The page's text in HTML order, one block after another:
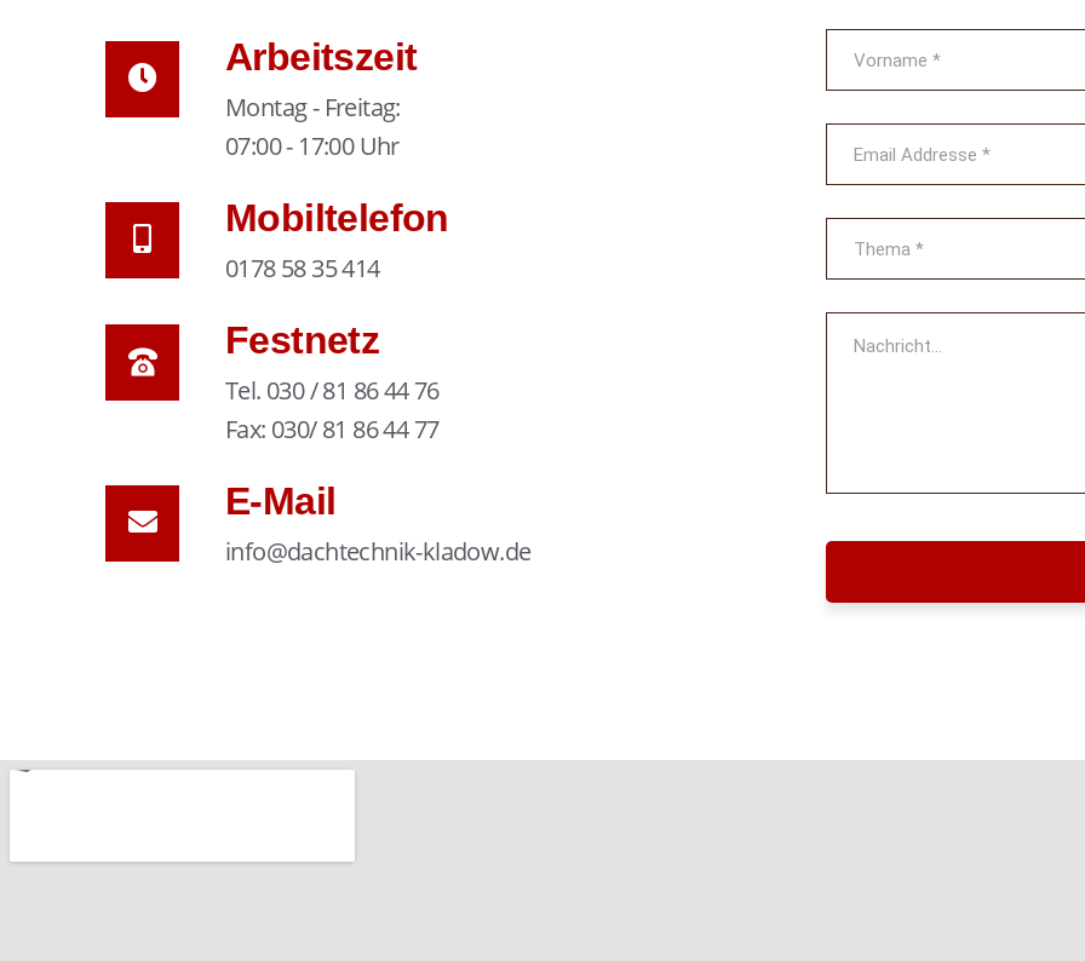
Arbeitszeit
Montag - Freitag:
07:00 - 17:00 Uhr
Mobiltelefon
0178 58 35 414
Festnetz
Tel. 030 / 81 86 44 76
Fax: 030/ 81 86 44 77
E-Mail
info@dachtechnik-kladow.de